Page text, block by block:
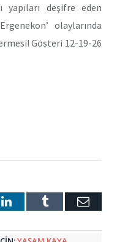
deşifre eden
olaylarında
Gösteri 12-19-26
LinkedInTumblr E-